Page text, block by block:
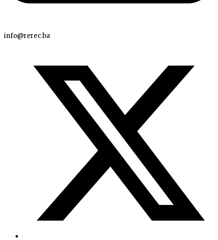
info@rerec.ba